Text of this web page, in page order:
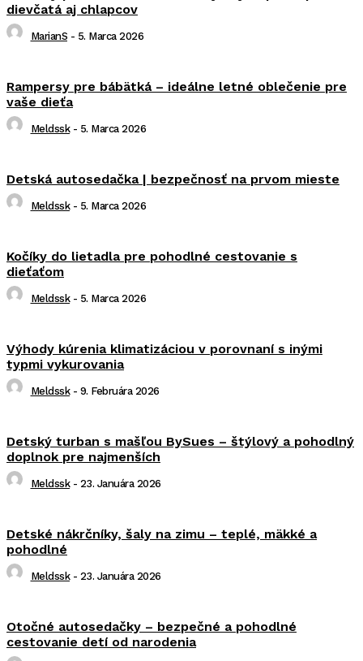
dievčatá aj chlapcov
MarianS - 5. Marca 2026
Rampersy pre bábätká – ideálne letné oblečenie pre
vaše dieťa
Meldssk - 5. Marca 2026
Detská autosedačka | bezpečnosť na prvom mieste
Meldssk - 5. Marca 2026
Kočíky do lietadla pre pohodlné cestovanie s
dieťaťom
Meldssk - 5. Marca 2026
Výhody kúrenia klimatizáciou v porovnaní s inými
typmi vykurovania
Meldssk - 9. Februára 2026
Detský turban s mašľou BySues – štýlový a pohodlný
doplnok pre najmenších
Meldssk - 23. Januára 2026
Detské nákrčníky, šaly na zimu – teplé, mäkké a
pohodlné
Meldssk - 23. Januára 2026
Otočné autosedačky – bezpečné a pohodlné
cestovanie detí od narodenia